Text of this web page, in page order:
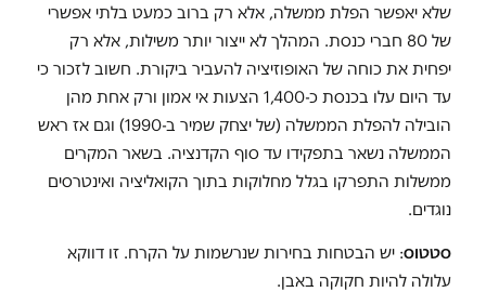
שלא יאפשר הפלת ממשלה, אלא רק ברוב כמעט בלתי אפשרי
של 80 חברי כנסת. המהלך לא ייצור יותר משילות, אלא רק
יפחית את כוחה של האופוזיציה להעביר ביקורת. חשוב לזכור כי
עד היום עלו בכנסת כ-1,400 הצעות אי אמון ורק אחת מהן
הובילה להפלת הממשלה (של יצחק שמיר ב-1990) וגם אז ראש
הממשלה נשאר בתפקידו עד סוף הקדנציה. בשאר המקרים
ממשלות התפרקו בגלל מחלוקות בתוך הקואליציה ואינטרסים
נוגדים.
סטטוס: יש הבטחות בחירות שנרשמות על הקרח. זו דווקא
עלולה להיות חקוקה באבן.